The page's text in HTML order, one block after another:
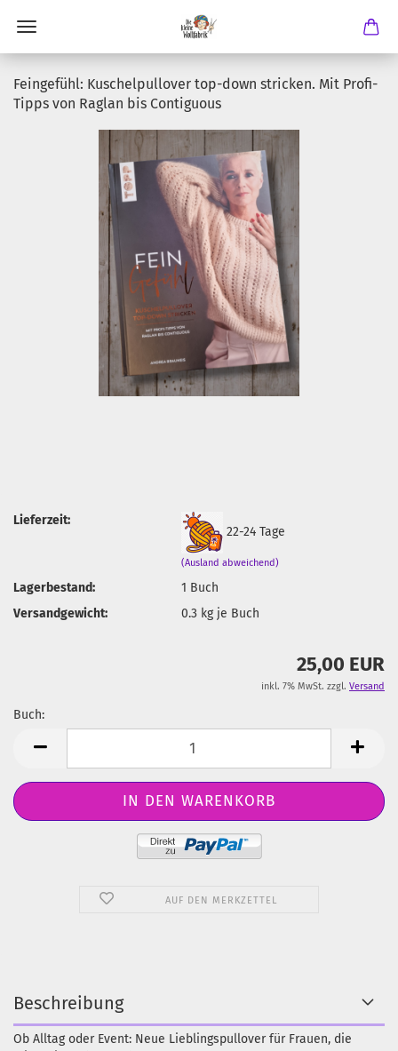
Feingefühl: Kuschelpullover top-down stricken. Mit Profi-
Tipps von Raglan bis Contiguous
Lieferzeit:
22-24 Tage
(Ausland abweichend)
Lagerbestand: 1 Buch
Versandgewicht:
0.3 kg je Buch
25,00 EUR
inkl. 7% MwSt. zzgl. Versand
Buch:
AUF DEN MERKZETTEL
Beschreibung
Ob Alltag oder Event: Neue Lieblingspullover für Frauen, die